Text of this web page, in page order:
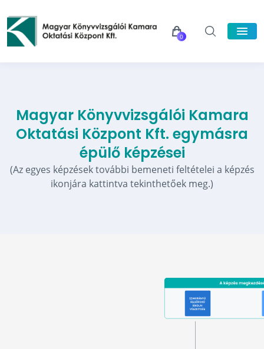
0
Magyar Könyvvizsgálói Kamara
Oktatási Központ Kft. egymásra
épülő képzései
(Az egyes képzések további bemeneti feltételei a képzés
ikonjára kattintva tekinthetőek meg.)